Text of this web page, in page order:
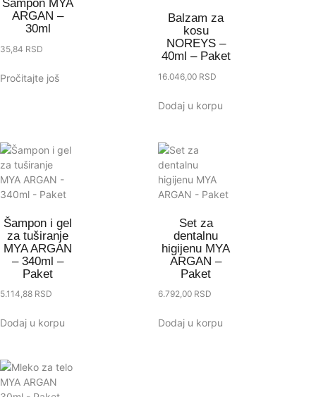
Šampon MYA
ARGAN –
30ml
35,84 RSD
Pročitajte još
Balzam za
kosu
NOREYS –
40ml – Paket
16.046,00 RSD
Dodaj u korpu
Šampon i gel
za tuširanje
MYA ARGAN
– 340ml –
Paket
5.114,88 RSD
Dodaj u korpu
Set za
dentalnu
higijenu MYA
ARGAN –
Paket
6.792,00 RSD
Dodaj u korpu